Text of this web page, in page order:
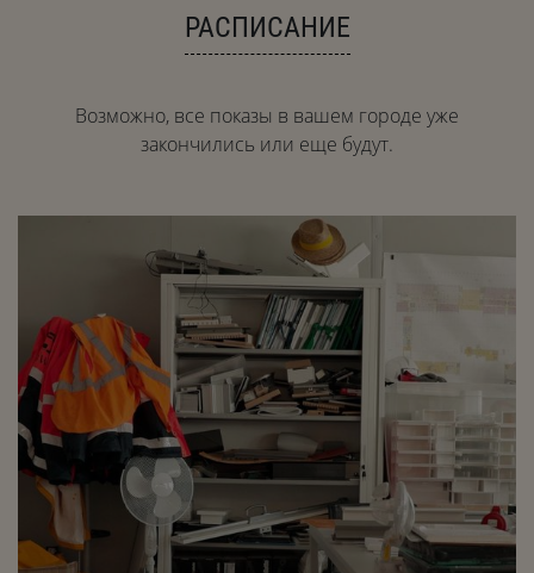
РАСПИСАНИЕ
Возможно, все показы в вашем городе уже
закончились или еще будут.